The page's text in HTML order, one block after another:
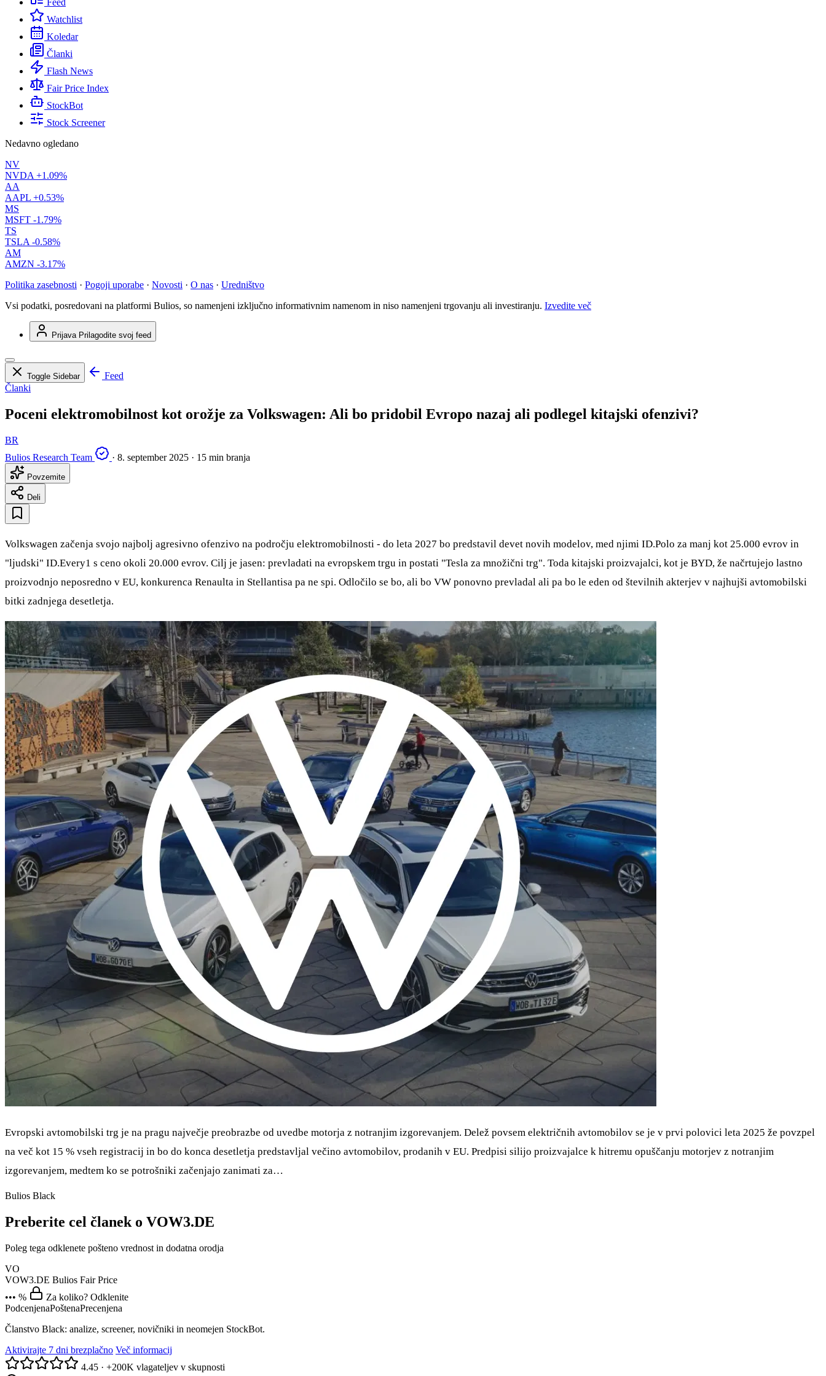
Feed
Watchlist
Koledar
Članki
Flash News
Fair Price Index
StockBot
Stock Screener
Nedavno ogledano
NV
NVDA +1.09%
AA
AAPL +0.53%
MS
MSFT -1.79%
TS
TSLA -0.58%
AM
AMZN -3.17%
Politika zasebnosti · Pogoji uporabe · Novosti · O nas · Uredništvo
Vsi podatki, posredovani na platformi Bulios, so namenjeni izključno informativnim namenom in niso namenjeni trgovanju ali investiranju. Izvedite več
Prijava Prilagodite svoj feed
Toggle Sidebar
Feed
Članki
Poceni elektromobilnost kot orožje za Volkswagen: Ali bo pridobil Evropo nazaj ali podlegel kitajski ofenzivi?
BR
Bulios Research Team
· 8. september 2025 · 15 min branja
Povzemite
Deli
Volkswagen začenja svojo najbolj agresivno ofenzivo na področju elektromobilnosti - do leta 2027 bo predstavil devet novih modelov, med njimi ID.Polo za manj kot 25.000 evrov in
"ljudski" ID.Every1 s ceno okoli 20.000 evrov. Cilj je jasen: prevladati na evropskem trgu in postati "Tesla za množični trg". Toda kitajski proizvajalci, kot je BYD, že načrtujejo lastno
proizvodnjo neposredno v EU, konkurenca Renaulta in Stellantisa pa ne spi. Odločilo se bo, ali bo VW ponovno prevladal ali pa bo le eden od številnih akterjev v najhujši avtomobilski
bitki zadnjega desetletja.
Evropski avtomobilski trg je na pragu največje preobrazbe od uvedbe motorja z notranjim izgorevanjem. Delež povsem električnih avtomobilov se je v prvi polovici leta 2025 že povzpel
na več kot 15 % vseh registracij in bo do konca desetletja predstavljal večino avtomobilov, prodanih v EU. Predpisi silijo proizvajalce k hitremu opuščanju motorjev z notranjim
izgorevanjem, medtem ko se potrošniki začenjajo zanimati za…
Bulios Black
Preberite cel članek o VOW3.DE
Poleg tega odklenete pošteno vrednost in dodatna orodja
VO
VOW3.DE Bulios Fair Price
••• %
Za koliko? Odklenite
PodcenjenaPoštenaPrecenjena
Članstvo Black: analize, screener, novičniki in neomejen StockBot.
Aktivirajte 7 dni brezplačno Več informacij
4.45 · +200K vlagateljev v skupnosti